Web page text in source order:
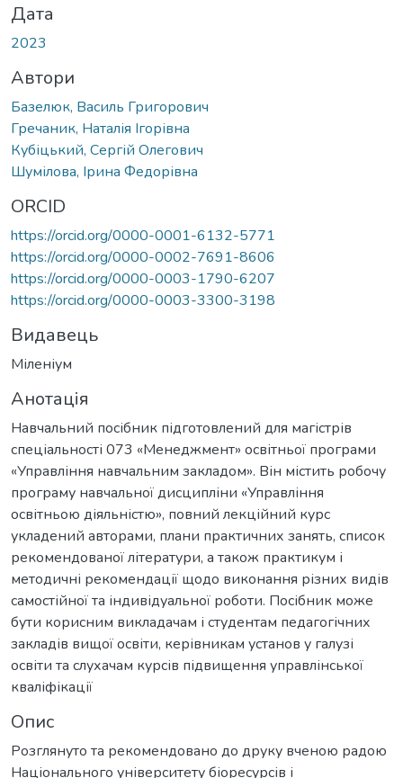
Дата
2023
Автори
Базелюк, Василь Григорович
Гречаник, Наталія Ігорівна
Кубіцький, Сергій Олегович
Шумілова, Ірина Федорівна
ORCID
https://orcid.org/0000-0001-6132-5771
https://orcid.org/0000-0002-7691-8606
https://orcid.org/0000-0003-1790-6207
https://orcid.org/0000-0003-3300-3198
Видавець
Міленіум
Анотація
Навчальний посібник підготовлений для магістрів
спеціальності 073 «Менеджмент» освітньої програми
«Управління навчальним закладом». Він містить робочу
програму навчальної дисципліни «Управління
освітньою діяльністю», повний лекційний курс
укладений авторами, плани практичних занять, список
рекомендованої літератури, а також практикум і
методичні рекомендації щодо виконання різних видів
самостійної та індивідуальної роботи. Посібник може
бути корисним викладачам і студентам педагогічних
закладів вищої освіти, керівникам установ у галузі
освіти та слухачам курсів підвищення управлінської
кваліфікації
Опис
Розглянуто та рекомендовано до друку вченою радою
Національного університету біоресурсів і